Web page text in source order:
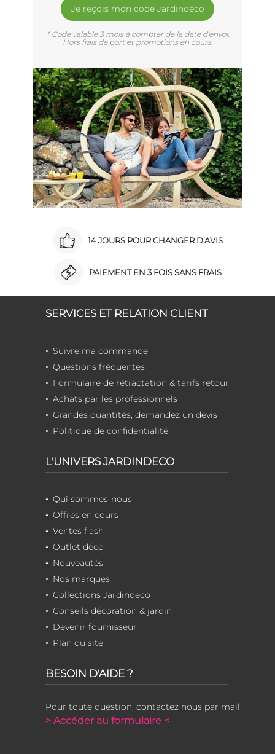
Je reçois mon code Jardindéco
* Code valable 3 mois à compter de la date d'envoi.
Hors frais de port et promotions en cours.
14 JOURS POUR CHANGER D'AVIS
PAIEMENT EN 3 FOIS SANS FRAIS
SERVICES ET RELATION CLIENT
Suivre ma commande
Questions fréquentes
Formulaire de rétractation & tarifs retour
Achats par les professionnels
Grandes quantités, demandez un devis
Politique de confidentialité
L'UNIVERS JARDINDECO
Qui sommes-nous
Offres en cours
Ventes flash
Outlet déco
Nouveautés
Nos marques
Collections Jardindeco
Conseils décoration & jardin
Devenir fournisseur
Plan du site
BESOIN D'AIDE ?
Pour toute question, contactez nous par mail
> Accéder au formulaire <